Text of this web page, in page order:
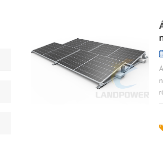
Átfogó útmutató a napelemes szereléshez: Landpower, a világ vezető napelemes szerelősín-